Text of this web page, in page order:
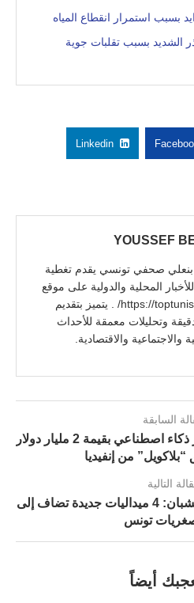
بسبب استمرار انقطاع المياه
الشديد بسبب تقلبات جوية
Linkedin
YOUSSEF
صحفي تونسي يقدم تغطية
المحلية والدولية على موقع
https://toptunisie.club/ . يتميز بتقديم
وتحليلات معمقة للأحداث
والاجتماعية والاقتصادية.
السابقة
يوتا الهندية تخطط لبناء مركز ذكاء اصطناعي بقيمة 2 مليار دولار
من إنفيديا
التالية
البطولة الإفريقية للمبارزة للشبان: 4 ميداليات جديدة تضاف إلى
تونس
أيضاً